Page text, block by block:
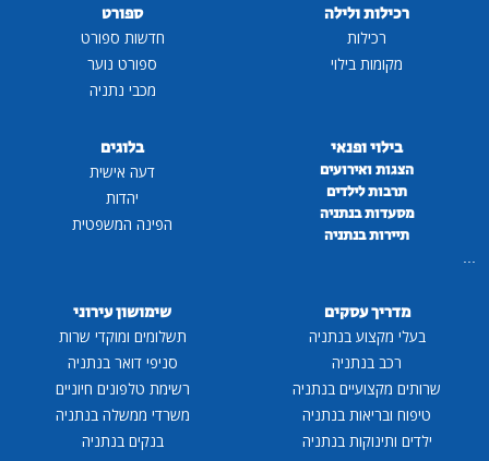
רכילות ולילה
רכילות
מקומות בילוי
ספורט
חדשות ספורט
ספורט נוער
מכבי נתניה
בילוי ופנאי
הצגות ואירועים
תרבות לילדים
מסעדות בנתניה
תיירות בנתניה
...
בלוגים
דעה אישית
יהדות
הפינה המשפטית
מדריך עסקים
בעלי מקצוע בנתניה
רכב בנתניה
שרותים מקצועיים בנתניה
טיפוח ובריאות בנתניה
ילדים ותינוקות בנתניה
שימושון עירוני
תשלומים ומוקדי שרות
סניפי דואר בנתניה
רשימת טלפונים חיוניים
משרדי ממשלה בנתניה
בנקים בנתניה